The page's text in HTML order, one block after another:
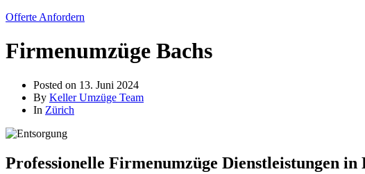
Offerte Anfordern
Firmenumzüge Bachs
Posted on 13. Juni 2024
By Keller Umzüge Team
In Zürich
Professionelle Firmenumzüge Dienstleistungen in